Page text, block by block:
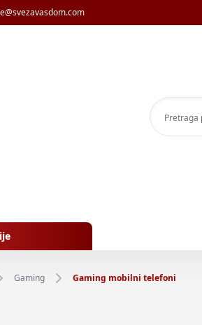
Gaming Gaming mobilni telefoni